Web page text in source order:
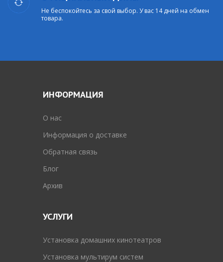
Не беспокойтесь за свой выбор. У вас 14 дней на обмен
товара.
ИНФОРМАЦИЯ
O нас
Информация о доставке
Обратная связь
Блог
Архив
УСЛУГИ
Установка домашних кинотеатров
Установка мультирум систем